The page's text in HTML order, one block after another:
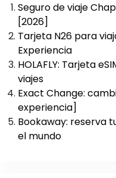
Seguro de viaje
[2026]
Tarjeta N26 para
Experiencia
HOLAFLY: Tarjeta
viajes
Exact Change:
experiencia]
Bookaway: reserva
el mundo